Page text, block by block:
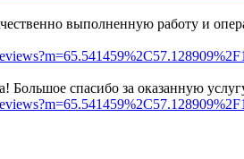
выполненную работу и
Большое спасибо за оказанную